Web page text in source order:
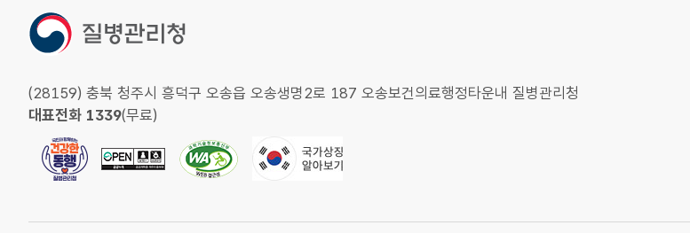
(28159) 충북 청주시 흥덕구 오송읍 오송생명2로 187 오송보건의료행정타운내 질병관리청
대표전화 1339(무료)